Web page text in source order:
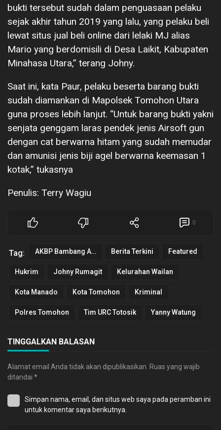
bukti tersebut sudah dalam penguasaan pelaku
sejak akhir tahun 2019 yang lalu, yang pelaku beli
lewat situs jual beli online dari lelaki MJ alias
Mario yang berdomisili di Desa Laikit, Kabupaten
Minahasa Utara,” terang Johny.
Saat ini, kata Paur, pelaku beserta barang bukti
sudah diamankan di Mapolsek Tomohon Utara
guna proses lebih lanjut. “Untuk barang bukti yakni
senjata genggam laras pendek jenis Airsoft gun
dengan cat berwarna hitam yang sudah memudar
dan amunisi jenis biji agel berwarna keemasan 1
kotak,” tukasnya
Penulis: Terry Wagiu
0
Tag: AKBP Bambang Ashari Gatot Berita Terkini Featured
Hukrim Johny Rumagit Kelurahan Wailan
Kota Manado Kota Tomohon Kriminal
Polres Tomohon Tim URC Totosik Yanny Watung
TINGGALKAN BALASAN
Alamat email Anda tidak akan dipublikasikan. Ruas yang wajib
ditandai *
Simpan nama, email, dan situs web saya pada peramban ini
untuk komentar saya berikutnya.